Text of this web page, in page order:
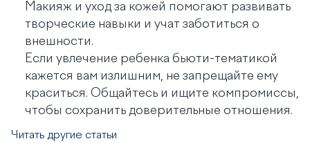
Макияж и уход за кожей помогают развивать
творческие навыки и учат заботиться о
внешности.
Если увлечение ребенка бьюти-тематикой
кажется вам излишним, не запрещайте ему
краситься. Общайтесь и ищите компромиссы,
чтобы сохранить доверительные отношения.
Читать другие статьи